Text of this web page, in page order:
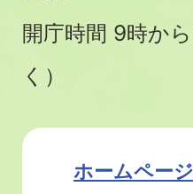
開庁時間 9時か
く）
ホームペー